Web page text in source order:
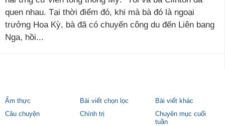
quen nhau. Tại thời điểm đó, khi mà bà đó là ngoại
trưởng Hoa Kỳ, bà đã có chuyến công du đến Liên bang
Nga, hồi...
Ẩm thực Bài viết chọn lọc
Bài viết khác
Câu chuyện
Chính trị
Chuyên mục cuối
tuần